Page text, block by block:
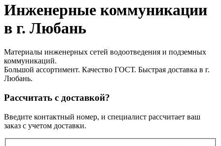
Инженерные коммуникации
в г. Любань
Материалы инженерных сетей водоотведения и подземных
коммуникаций.
Большой ассортимент. Качество ГОСТ. Быстрая доставка в г.
Любань.
Рассчитать с доставкой?
Введите контактный номер, и специалист рассчитает ваш
заказ с учетом доставки.